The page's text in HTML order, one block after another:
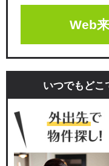
Web
いつでもどこ